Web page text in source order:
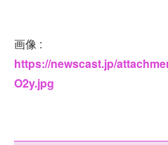
画像 :
https://newscast.jp/
O2y.jpg